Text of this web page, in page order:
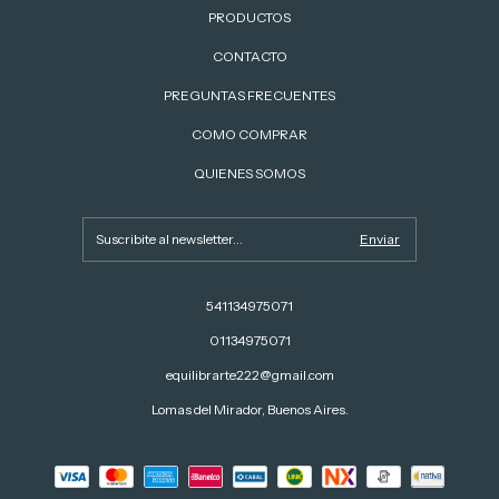
PRODUCTOS
CONTACTO
PREGUNTAS FRECUENTES
COMO COMPRAR
QUIENES SOMOS
541134975071
01134975071
equilibrarte222@gmail.com
Lomas del Mirador, Buenos Aires.